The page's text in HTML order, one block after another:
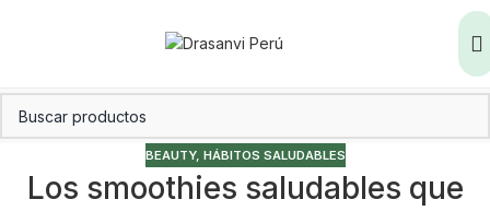
BEAUTY, HÁBITOS SALUDABLES
Los smoothies saludables que